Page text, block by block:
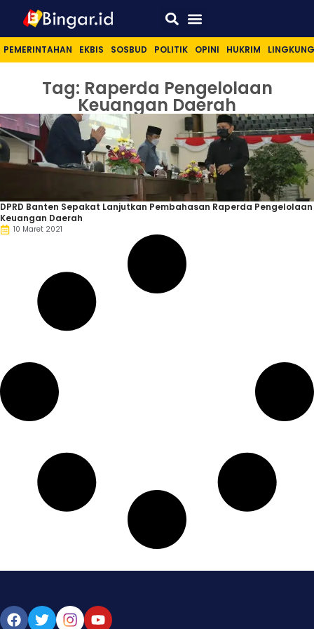
PEMERINTAHAN EKBIS SOSBUD POLITIK OPINI HUKRIM
Tag: Raperda Pengelolaan
Keuangan Daerah
DPRD Banten Sepakat Lanjutkan Pembahasan Raperda Pengelolaan
Keuangan Daerah
10 Maret 2021